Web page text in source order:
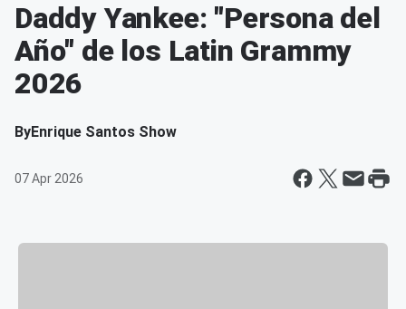
Daddy Yankee: "Persona del
Año" de los Latin Grammy
2026
ByEnrique Santos Show
07 Apr 2026